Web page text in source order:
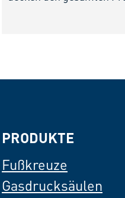
PRODUKTE
Fußkreuze
Gasdrucksäulen